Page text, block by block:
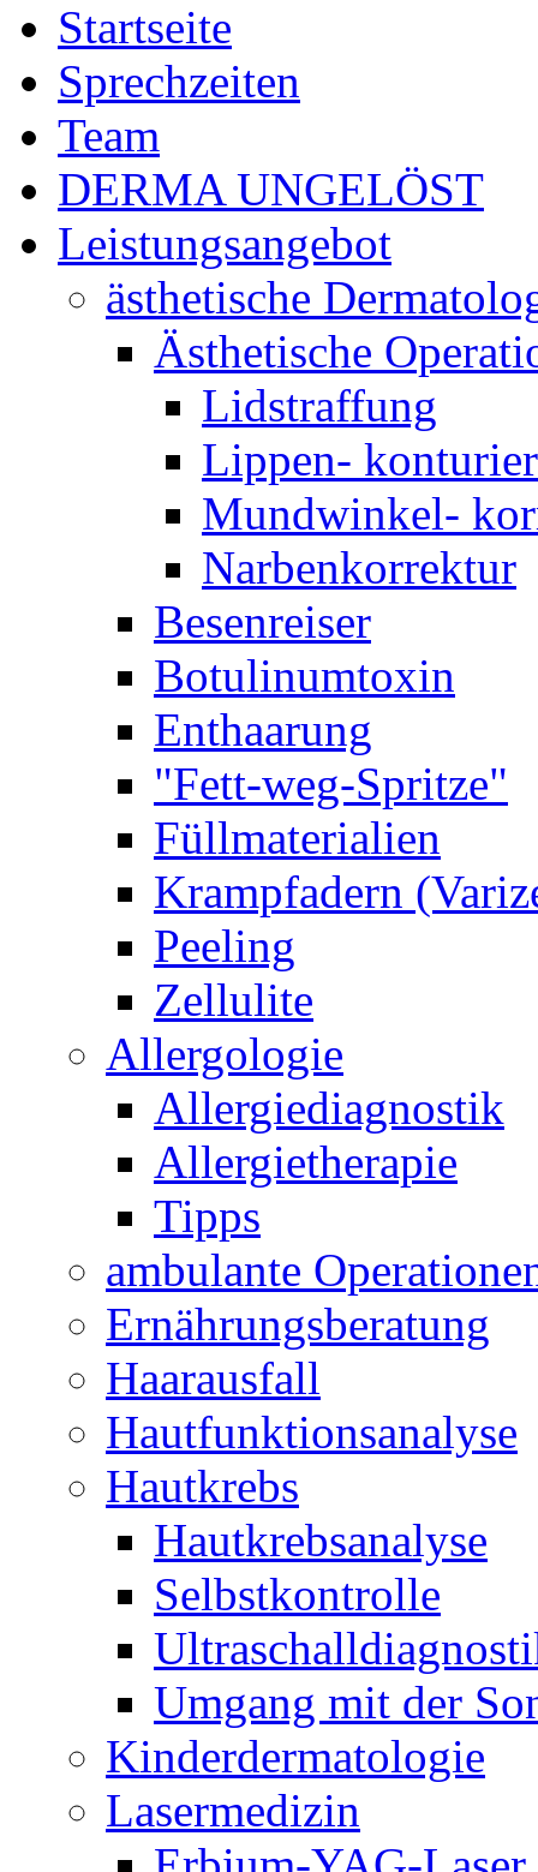
Startseite
Sprechzeiten
Team
DERMA UNGELÖST
Leistungsangebot
ästhetische
Ästhetische
Lidstraffung
Lippen-
Mundwinkel-
Narbenkorrektur
Besenreiser
Botulinumtoxin
Enthaarung
"Fett-weg-Spritze"
Füllmaterialien
Krampfadern
Peeling
Zellulite
Allergologie
Allergiediagnostik
Allergietherapie
Tipps
ambulante
Ernährungsberatung
Haarausfall
Hautfunktionsanalyse
Hautkrebs
Hautkrebsanalyse
Selbstkontrolle
Umgang mit der
Kinderdermatologie
Lasermedizin